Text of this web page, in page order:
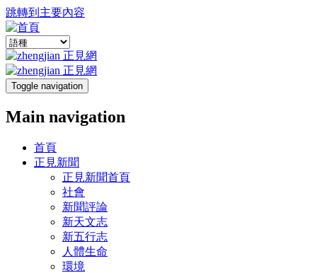
跳轉到主要內容
Toggle navigation
Main navigation
首頁
正見新聞
正見新聞首頁
社會
新聞評論
新天文志
新五行志
人體生命
環境